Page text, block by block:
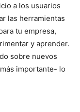
a los usuarios
las herramientas
tu empresa,
y aprender.
sobre nuevos
importante- lo